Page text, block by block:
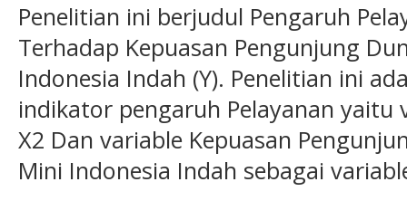
Penelitian ini berjudul Pengaruh
Terhadap Kepuasan Pengunjung
Indonesia Indah (Y). Penelitian ini
indikator pengaruh Pelayanan yaitu
X2 Dan variable Kepuasan
Mini Indonesia Indah sebagai